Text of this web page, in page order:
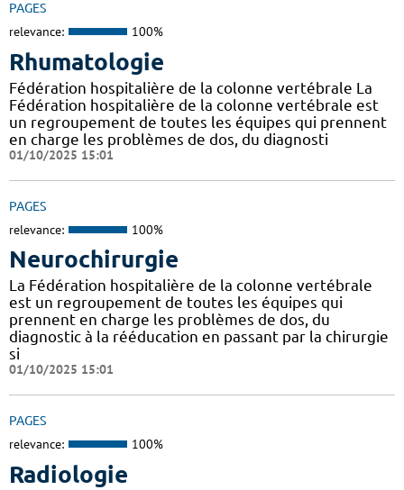
PAGES
relevance: 100%
Rhumatologie
Fédération hospitalière de la colonne vertébrale La
Fédération hospitalière de la colonne vertébrale est
un regroupement de toutes les équipes qui prennent
en charge les problèmes de dos, du diagnosti
01/10/2025 15:01
PAGES
relevance: 100%
Neurochirurgie
La Fédération hospitalière de la colonne vertébrale
est un regroupement de toutes les équipes qui
prennent en charge les problèmes de dos, du
diagnostic à la rééducation en passant par la chirurgie
si
01/10/2025 15:01
PAGES
relevance: 100%
Radiologie